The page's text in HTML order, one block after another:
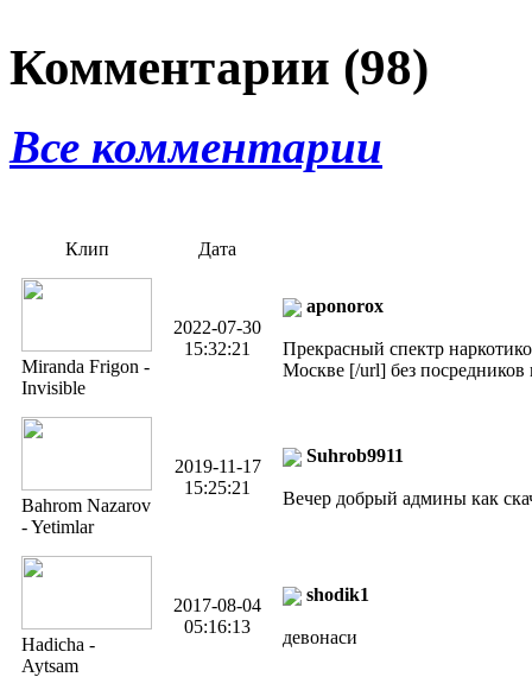
Комментарии (98)
Все комментарии
Клип Дата
Miranda Frigon -
Invisible
2022-07-30
15:32:21
aponorox
Прекрасный спектр
Москве [/url] без
Bahrom Nazarov
- Yetimlar
2019-11-17
15:25:21
Suhrob9911
Вечер добрый админы как
Hadicha -
Aytsam
2017-08-04
05:16:13
shodik1
девонаси